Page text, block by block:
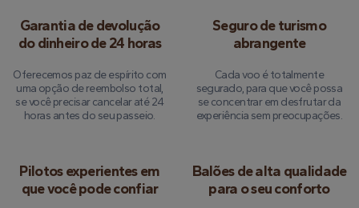
Garantia de devolução
do dinheiro de 24 horas
Oferecemos paz de espírito com
uma opção de reembolso total,
se você precisar cancelar até 24
horas antes do seu passeio.
Seguro de turismo
abrangente
Cada voo é totalmente
segurado, para que você possa
se concentrar em desfrutar da
experiência sem preocupações.
Pilotos experientes em
que você pode confiar
Balões de alta qualidade
para o seu conforto